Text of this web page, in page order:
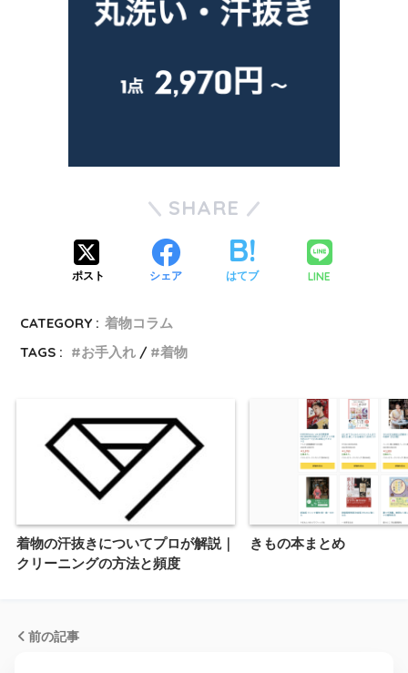
SHARE
ポスト シェア はてブ LINE
CATEGORY : 着物コラム
TAGS :
お手入れ 着物
着物の汗抜きについてプロが解説｜
クリーニングの方法と頻度
きもの本まとめ
前の記事